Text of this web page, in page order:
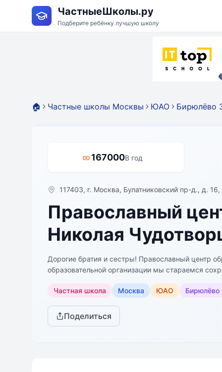
ЧастныеШколы.ру
Подберите ребёнку лучшую школу
🏠 Частные школы Москвы ЮАО Бирюлёво
167000В год
117403, г. Москва, Булатниковский пр-д., д.
Православный
Николая
Дорогие братия и сестры! Православный центр
образовательной организации мы стараемся
Частная школа
Москва ЮАО Бирюлёво
Поделиться